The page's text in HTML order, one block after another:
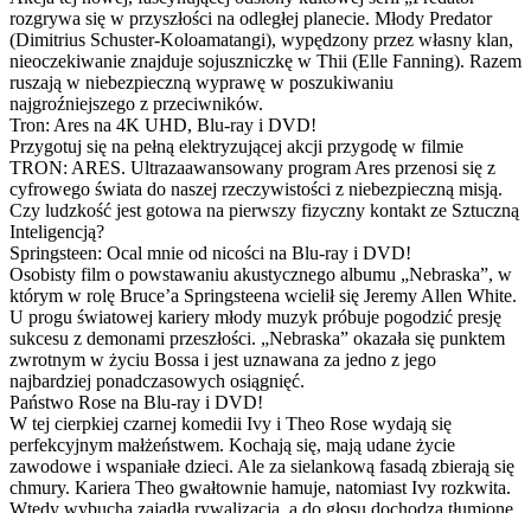
rozgrywa się w przyszłości na odległej planecie. Młody Predator
(Dimitrius Schuster-Koloamatangi), wypędzony przez własny klan,
nieoczekiwanie znajduje sojuszniczkę w Thii (Elle Fanning). Razem
ruszają w niebezpieczną wyprawę w poszukiwaniu
najgroźniejszego z przeciwników.
Tron: Ares na 4K UHD, Blu-ray i DVD!
Przygotuj się na pełną elektryzującej akcji przygodę w filmie
TRON: ARES. Ultrazaawansowany program Ares przenosi się z
cyfrowego świata do naszej rzeczywistości z niebezpieczną misją.
Czy ludzkość jest gotowa na pierwszy fizyczny kontakt ze Sztuczną
Inteligencją?
Springsteen: Ocal mnie od nicości na Blu-ray i DVD!
Osobisty film o powstawaniu akustycznego albumu „Nebraska”, w
którym w rolę Bruce’a Springsteena wcielił się Jeremy Allen White.
U progu światowej kariery młody muzyk próbuje pogodzić presję
sukcesu z demonami przeszłości. „Nebraska” okazała się punktem
zwrotnym w życiu Bossa i jest uznawana za jedno z jego
najbardziej ponadczasowych osiągnięć.
Państwo Rose na Blu-ray i DVD!
W tej cierpkiej czarnej komedii Ivy i Theo Rose wydają się
perfekcyjnym małżeństwem. Kochają się, mają udane życie
zawodowe i wspaniałe dzieci. Ale za sielankową fasadą zbierają się
chmury. Kariera Theo gwałtownie hamuje, natomiast Ivy rozkwita.
Wtedy wybucha zajadła rywalizacja, a do głosu dochodzą tłumione